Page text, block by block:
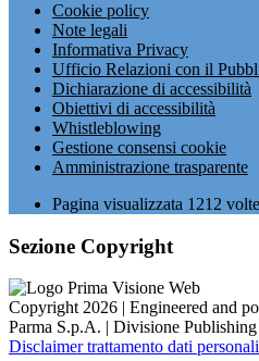
Cookie policy
Note legali
Informativa Privacy
Ufficio Relazioni con il
Dichiarazione di accessibilità
Obiettivi di accessibilità
Whistleblowing
Gestione consensi cookie
Amministrazione trasparente
Pagina visualizzata 1212 volte
Sezione Copyright
Copyright 2026 | Engineered and
Parma S.p.A. | Divisione
Disclaimer trattamento dati personali